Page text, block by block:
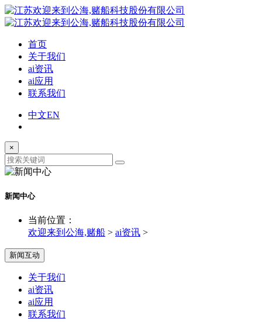
首页
关于我们
ai资讯
ai应用
联系我们
中文EN
×
新闻中心
当前位置：
欢迎来到公海,赌船 > ai资讯 >
新闻互动
关于我们
ai资讯
ai应用
联系我们